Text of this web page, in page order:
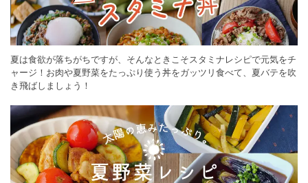
夏は食欲が落ちがちですが、そんなときこそスタミナレシピで元気をチ
ャージ！お肉や夏野菜をたっぷり使う丼をガッツリ食べて、夏バテを吹
き飛ばしましょう！